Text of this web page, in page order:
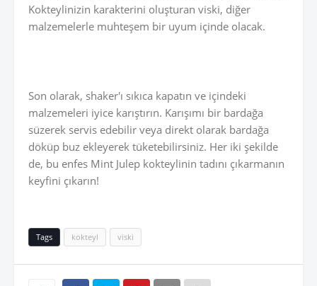
Kokteylinizin karakterini oluşturan viski, diğer
malzemelerle muhteşem bir uyum içinde olacak.
Son olarak, shaker'ı sıkıca kapatın ve içindeki
malzemeleri iyice karıştırın. Karışımı bir bardağa
süzerek servis edebilir veya direkt olarak bardağa
döküp buz ekleyerek tüketebilirsiniz. Her iki şekilde
de, bu enfes Mint Julep kokteylinin tadını çıkarmanın
keyfini çıkarın!
Tags kokteyl viski